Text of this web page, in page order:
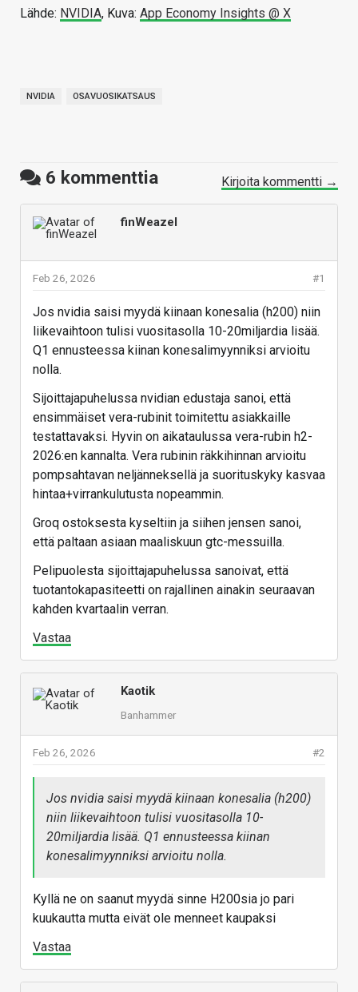
Lähde: NVIDIA, Kuva: App Economy Insights @ X
NVIDIA OSAVUOSIKATSAUS
6 kommenttia Kirjoita kommentti →
finWeazel
#1
Feb 26, 2026
Jos nvidia saisi myydä kiinaan konesalia (h200) niin
liikevaihtoon tulisi vuositasolla 10-20miljardia lisää.
Q1 ennusteessa kiinan konesalimyynniksi arvioitu
nolla.
Sijoittajapuhelussa nvidian edustaja sanoi, että
ensimmäiset vera-rubinit toimitettu asiakkaille
testattavaksi. Hyvin on aikataulussa vera-rubin h2-
2026:en kannalta. Vera rubinin räkkihinnan arvioitu
pompsahtavan neljänneksellä ja suorituskyky kasvaa
hintaa+virrankulutusta nopeammin.
Groq ostoksesta kyseltiin ja siihen jensen sanoi,
että paltaan asiaan maaliskuun gtc-messuilla.
Pelipuolesta sijoittajapuhelussa sanoivat, että
tuotantokapasiteetti on rajallinen ainakin seuraavan
kahden kvartaalin verran.
Vastaa
Kaotik
Banhammer
#2
Feb 26, 2026
Jos nvidia saisi myydä kiinaan konesalia (h200)
niin liikevaihtoon tulisi vuositasolla 10-
20miljardia lisää. Q1 ennusteessa kiinan
konesalimyynniksi arvioitu nolla.
Kyllä ne on saanut myydä sinne H200sia jo pari
kuukautta mutta eivät ole menneet kaupaksi
Vastaa